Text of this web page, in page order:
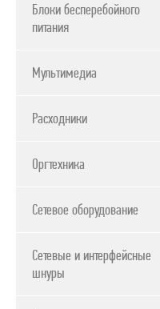
Блоки бесперебойного
питания
Мультимедиа
Расходники
Оргтехника
Сетевое оборудование
Сетевые и интерфейсные
шнуры